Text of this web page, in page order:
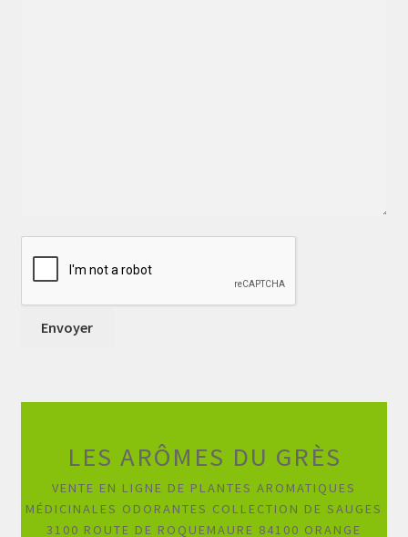
LES ARÔMES DU GRÈS
VENTE EN LIGNE DE PLANTES AROMATIQUES
MÉDICINALES ODORANTES COLLECTION DE SAUGES
3100 ROUTE DE ROQUEMAURE 84100 ORANGE